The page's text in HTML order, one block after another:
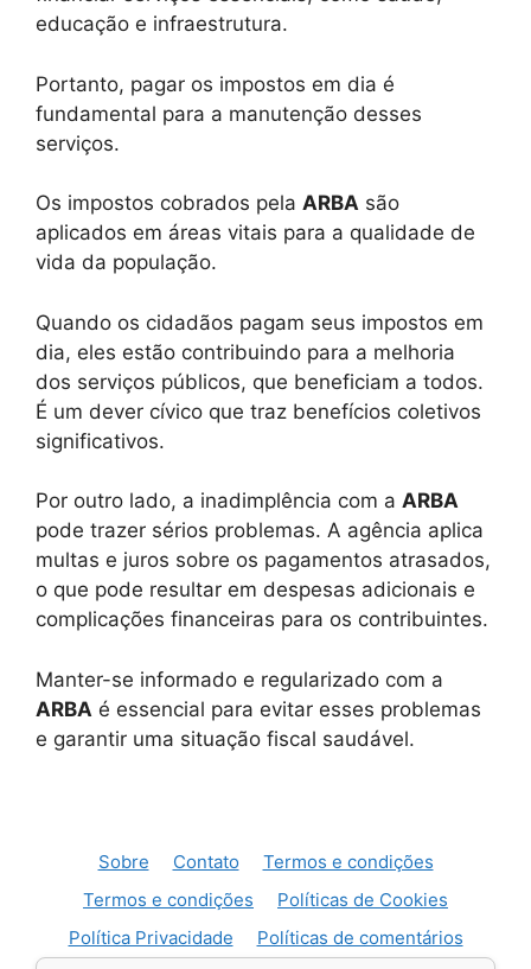
educação e infraestrutura.
Portanto, pagar os impostos em dia é
fundamental para a manutenção desses
serviços.
Os impostos cobrados pela ARBA são
aplicados em áreas vitais para a qualidade de
vida da população.
Quando os cidadãos pagam seus impostos em
dia, eles estão contribuindo para a melhoria
dos serviços públicos, que beneficiam a todos.
É um dever cívico que traz benefícios coletivos
significativos.
Por outro lado, a inadimplência com a ARBA
pode trazer sérios problemas. A agência aplica
multas e juros sobre os pagamentos atrasados,
o que pode resultar em despesas adicionais e
complicações financeiras para os contribuintes.
Manter-se informado e regularizado com a
ARBA é essencial para evitar esses problemas
e garantir uma situação fiscal saudável.
Sobre Contato
Termos e condições
Termos e condições
Políticas de Cookies
Política Privacidade
Políticas de comentários